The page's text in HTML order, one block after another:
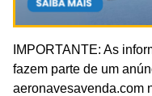
IMPORTANTE: As
fazem parte de um
aeronavesavenda.com